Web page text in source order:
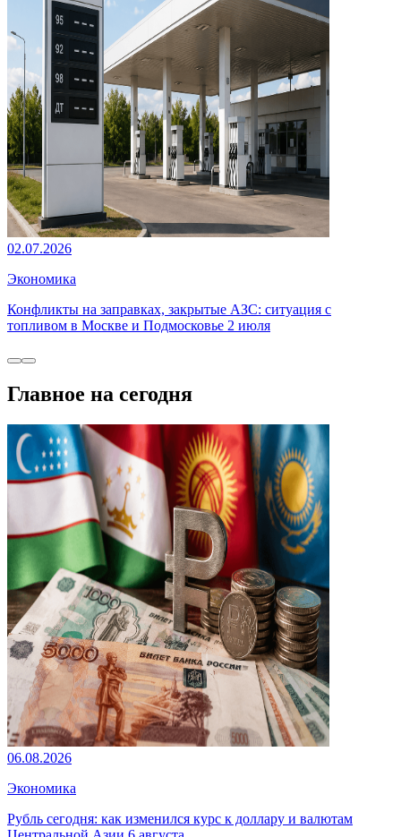
02.07.2026
Экономика
Конфликты на заправках, закрытые АЗС: ситуация с
топливом в Москве и Подмосковье 2 июля
Главное на сегодня
06.08.2026
Экономика
Рубль сегодня: как изменился курс к доллару и валютам